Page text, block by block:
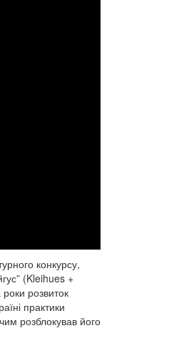
конкурсу,
(Kleihues +
розвиток
практики
розблокував його